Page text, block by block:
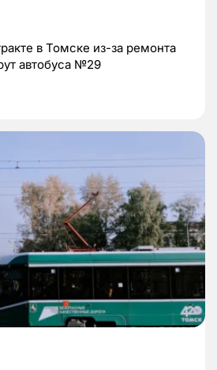
в Томске из-за ремонта
автобуса №29